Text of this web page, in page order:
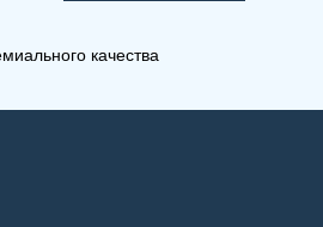
(РКВЛ) 11-400-1300
качества